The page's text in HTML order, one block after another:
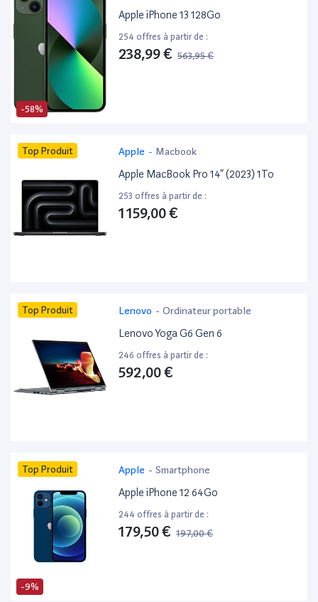
-58%
Apple iPhone 13 128Go
254 offres à partir de :
238,99 € 563,95 €
Top Produit Apple - Macbook
Apple MacBook Pro 14” (2023) 1To
253 offres à partir de :
1 159,00 €
Top Produit Lenovo - Ordinateur portable
Lenovo Yoga G6 Gen 6
246 offres à partir de :
592,00 €
-9%
Top Produit Apple - Smartphone
Apple iPhone 12 64Go
244 offres à partir de :
179,50 € 197,00 €